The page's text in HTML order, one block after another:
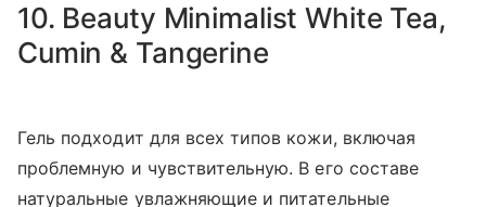
10. Beauty Minimalist White Tea,
Cumin & Tangerine
Гель подходит для всех типов кожи, включая
проблемную и чувствительную. В его составе
натуральные увлажняющие и питательные